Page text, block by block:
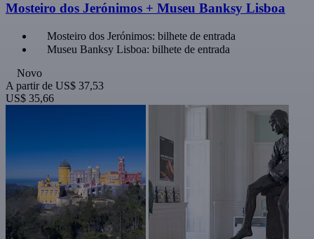
Mosteiro dos Jerónimos + Museu Banksy Lisboa
Mosteiro dos Jerónimos: bilhete de entrada
Museu Banksy Lisboa: bilhete de entrada
Novo
A partir de US$ 37,53
US$ 35,66